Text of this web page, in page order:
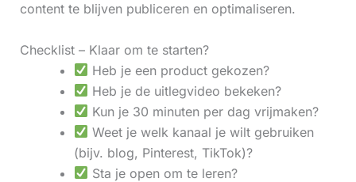
content te blijven publiceren en optimaliseren.
Checklist – Klaar om te starten?
Heb je een product gekozen?
Heb je de uitlegvideo bekeken?
Kun je 30 minuten per dag vrijmaken?
Weet je welk kanaal je wilt gebruiken
(bijv. blog, Pinterest, TikTok)?
Sta je open om te leren?